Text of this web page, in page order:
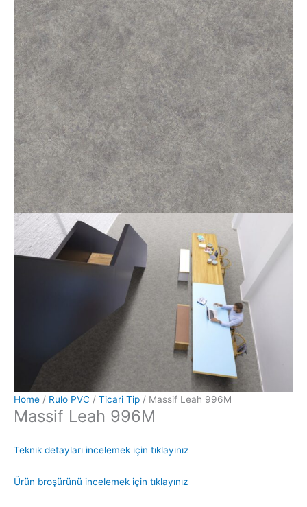
Home / Rulo PVC / Ticari Tip / Massif Leah 996M
Massif Leah 996M
Teknik detayları incelemek için tıklayınız
Ürün broşürünü incelemek için tıklayınız